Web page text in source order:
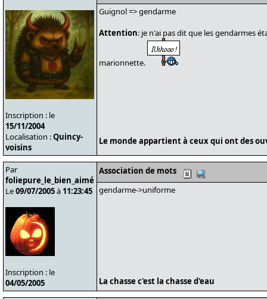
Inscription : le
15/11/2004
Localisation :Quincy-
voisins
Guignol => gendarme
Attention: je n'ai pas dit que les gendarmes
marionnette.
Le monde appartient à ceux qui ont des
Par
foliepure_le_bien_aimé
Le09/07/2005à 11:23:45
Inscription : le
04/05/2005
Association de mots
gendarme->uniforme
La chasse c'est la chasse d'eau